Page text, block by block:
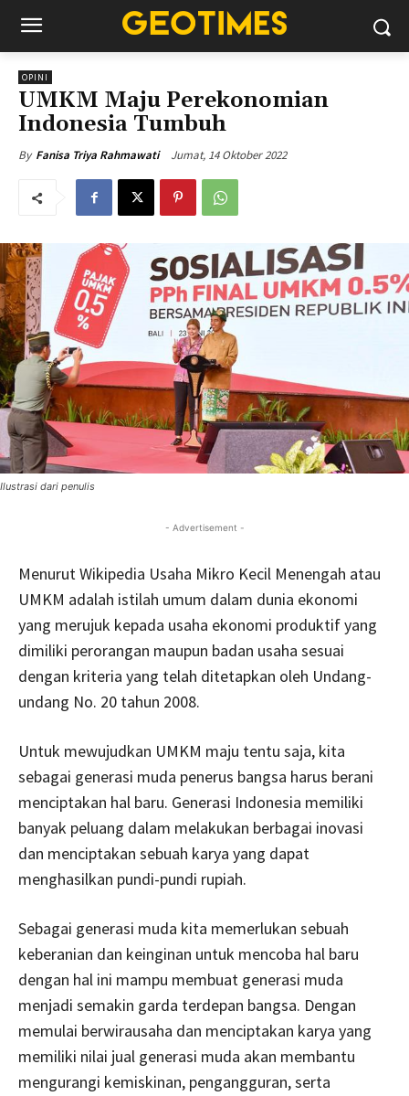
OPINI
UMKM Maju Perekonomian
Indonesia Tumbuh
By Fanisa Triya Rahmawati Jumat, 14 Oktober 2022
Ilustrasi dari penulis
- Advertisement -
Menurut Wikipedia Usaha Mikro Kecil Menengah atau
UMKM adalah istilah umum dalam dunia ekonomi
yang merujuk kepada usaha ekonomi produktif yang
dimiliki perorangan maupun badan usaha sesuai
dengan kriteria yang telah ditetapkan oleh Undang-
undang No. 20 tahun 2008.
Untuk mewujudkan UMKM maju tentu saja, kita
sebagai generasi muda penerus bangsa harus berani
menciptakan hal baru. Generasi Indonesia memiliki
banyak peluang dalam melakukan berbagai inovasi
dan menciptakan sebuah karya yang dapat
menghasilkan pundi-pundi rupiah.
Sebagai generasi muda kita memerlukan sebuah
keberanian dan keinginan untuk mencoba hal baru
dengan hal ini mampu membuat generasi muda
menjadi semakin garda terdepan bangsa. Dengan
memulai berwirausaha dan menciptakan karya yang
memiliki nilai jual generasi muda akan membantu
mengurangi kemiskinan, pengangguran, serta